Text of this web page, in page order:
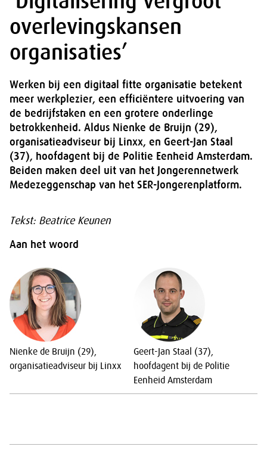
overlevingskansen
organisaties’
Werken bij een digitaal fitte organisatie betekent
meer werkplezier, een efficiëntere uitvoering van
de bedrijfstaken en een grotere onderlinge
betrokkenheid. Aldus Nienke de Bruijn (29),
organisatieadviseur bij Linxx, en Geert-Jan Staal
(37), hoofdagent bij de Politie Eenheid Amsterdam.
Beiden maken deel uit van het Jongerennetwerk
Medezeggenschap van het SER-Jongerenplatform.
Tekst: Beatrice Keunen
Aan het woord
Nienke de Bruijn (29),
organisatieadviseur bij Linxx
Geert-Jan Staal (37),
hoofdagent bij de Politie
Eenheid Amsterdam